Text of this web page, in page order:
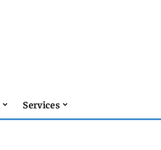
Services